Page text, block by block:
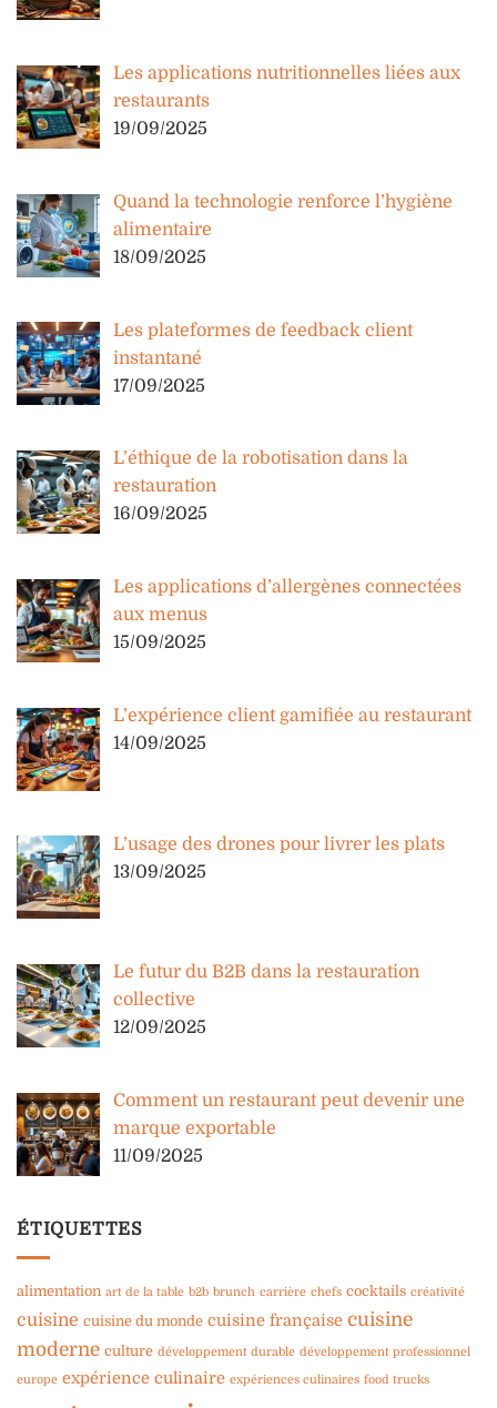
Les applications nutritionnelles liées aux
restaurants
19/09/2025
Quand la technologie renforce l’hygiène
alimentaire
18/09/2025
Les plateformes de feedback client
instantané
17/09/2025
L’éthique de la robotisation dans la
restauration
16/09/2025
Les applications d’allergènes connectées
aux menus
15/09/2025
L’expérience client gamifiée au restaurant
14/09/2025
L’usage des drones pour livrer les plats
13/09/2025
Le futur du B2B dans la restauration
collective
12/09/2025
Comment un restaurant peut devenir une
marque exportable
11/09/2025
ÉTIQUETTES
alimentation art de la table b2b brunch carrière chefs cocktails créativité
cuisine cuisine du monde cuisine française cuisine
moderne culture développement durable développement professionnel
europe expérience culinaire expériences culinaires food trucks